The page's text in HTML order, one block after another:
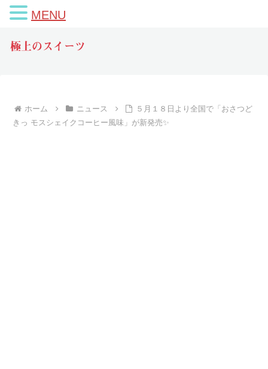
極上のスイーツ
ホーム ニュース
５月１８日より全国で「おさつど
きっ モスシェイクコーヒー風味」が新発売✨
MENU